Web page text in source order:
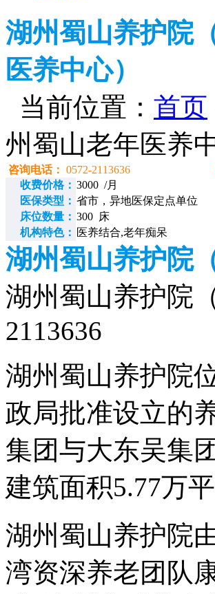
湖州蜀山养护院
医养中心）
当前位置： 首页
州蜀山老年医养
咨询电话： 0572-2113636
收费价格： 3000 /月
医保类型： 省市，异地医保定点单位
床位数量： 300 床
机构特色： 医养结合,老年痴呆
湖州蜀山养护院
湖州蜀山养护院
2113636
湖州蜀山养护院
政局批准设立的
集团与大东吴集
建筑面积5.77万平
湖州蜀山养护院
湾资深养老团队